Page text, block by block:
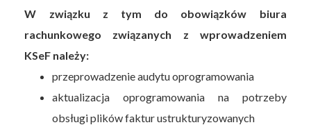
W związku z tym do obowiązków biura
rachunkowego związanych z wprowadzeniem
KSeF należy:
przeprowadzenie audytu oprogramowania
aktualizacja oprogramowania na potrzeby
obsługi plików faktur ustrukturyzowanych